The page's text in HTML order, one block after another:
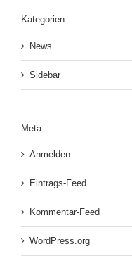
Kategorien
News
Sidebar
Meta
Anmelden
Eintrags-Feed
Kommentar-Feed
WordPress.org